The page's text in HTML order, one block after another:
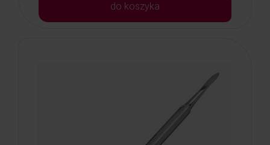
do koszyka